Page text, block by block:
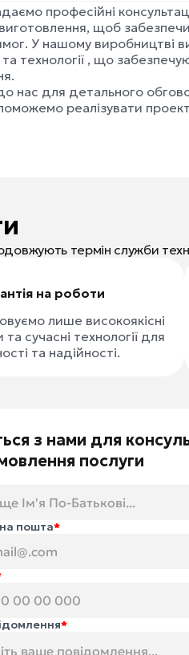
професійні
щоб
У нашому виробництві
технології , що
нас для детального
реалізувати
термін служби
на роботи
лише високоякісні
та сучасні технології для
та надійності.
з нами для
послуги
пошта